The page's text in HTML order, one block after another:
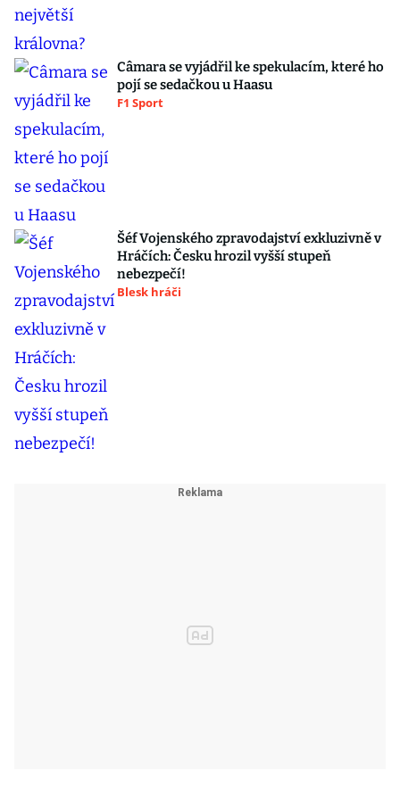
Câmara se vyjádřil ke spekulacím, které ho
pojí se sedačkou u Haasu
F1 Sport
Šéf Vojenského zpravodajství exkluzivně v
Hráčích: Česku hrozil vyšší stupeň
nebezpečí!
Blesk hráči